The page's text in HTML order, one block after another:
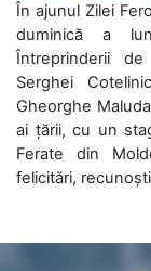
În ajunul Zilei
duminică a
Întreprinderii
Serghei
Gheorghe
ai țării, cu un
Ferate din
felicitări,